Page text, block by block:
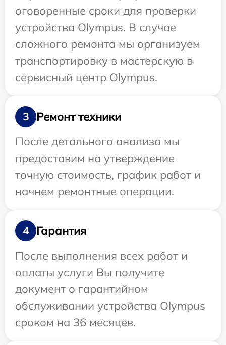
оговоренные сроки для проверки
устройства Olympus. В случае
сложного ремонта мы организуем
транспортировку в мастерскую в
сервисный центр Olympus.
3
Ремонт техники
После детального анализа мы
предоставим на утверждение
точную стоимость, график работ и
начнем ремонтные операции.
4
Гарантия
После выполнения всех работ и
оплаты услуги Вы получите
документ о гарантийном
обслуживании устройства Olympus
сроком на 36 месяцев.